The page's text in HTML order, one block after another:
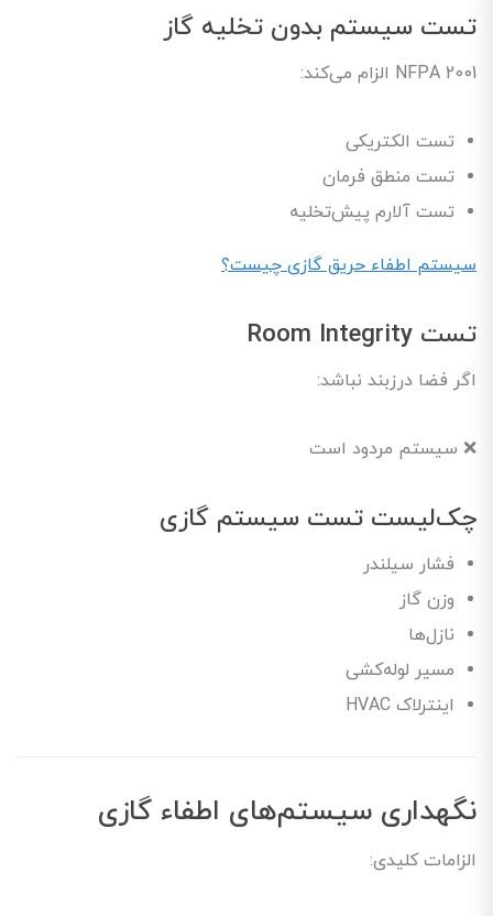
تست سیستم بدون تخلیه گاز
NFPA 2001 الزام می‌کند:
تست الکتریکی
تست منطق فرمان
تست آلارم پیش‌تخلیه
سیستم اطفاء حریق گازی چیست؟
تست Room Integrity
اگر فضا درزبند نباشد:
❌ سیستم مردود است
چک‌لیست تست سیستم گازی
فشار سیلندر
وزن گاز
نازل‌ها
مسیر لوله‌کشی
اینترلاک HVAC
نگهداری سیستم‌های اطفاء گازی
الزامات کلیدی: